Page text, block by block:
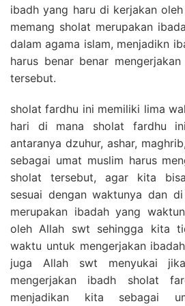
ibadh yang haru di kerjakan
memang sholat merupakan
dalam agama islam, menjadikn
harus benar benar
tersebut.
sholat fardhu ini memiliki lima
hari di mana sholat fardhu
antaranya dzuhur, ashar,
sebagai umat muslim harus
sholat tersebut, agar kita
sesuai dengan waktunya dan
merupakan ibadah yang
oleh Allah swt sehingga kita
waktu untuk mengerjakan
juga Allah swt menyukai
mengerjakan ibadh sholat
menjadikan kita sebagai